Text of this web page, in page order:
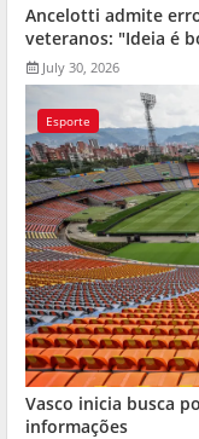
Ancelotti admite
veteranos: "Ideia é
July 30, 2026
Esporte
Vasco inicia busca
informações